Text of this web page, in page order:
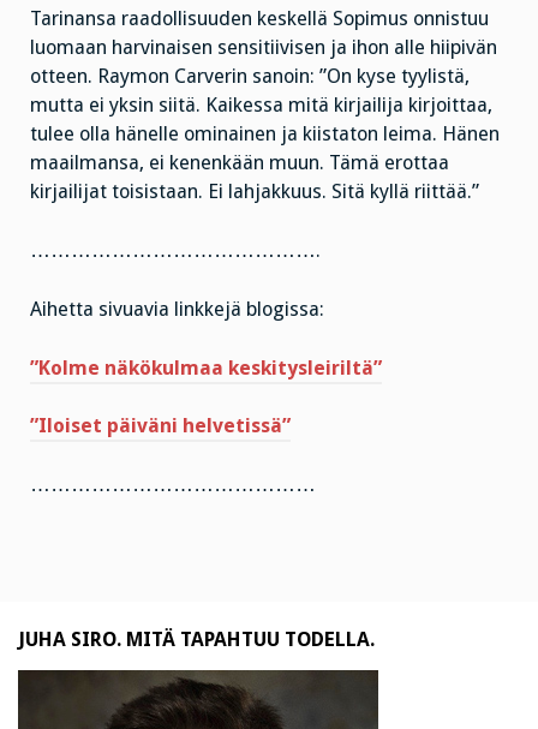
Tarinansa raadollisuuden keskellä Sopimus onnistuu
luomaan harvinaisen sensitiivisen ja ihon alle hiipivän
otteen. Raymon Carverin sanoin: ”On kyse tyylistä,
mutta ei yksin siitä. Kaikessa mitä kirjailija kirjoittaa,
tulee olla hänelle ominainen ja kiistaton leima. Hänen
maailmansa, ei kenenkään muun. Tämä erottaa
kirjailijat toisistaan. Ei lahjakkuus. Sitä kyllä riittää.”
…………………………………….
Aihetta sivuavia linkkejä blogissa:
”Kolme näkökulmaa keskitysleiriltä”
”Iloiset päiväni helvetissä”
……………………………………
JUHA SIRO. MITÄ TAPAHTUU TODELLA.